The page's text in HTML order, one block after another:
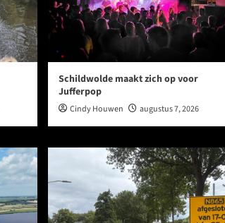
Schildwolde maakt zich op voor
Jufferpop
Cindy Houwen augustus 7, 2026